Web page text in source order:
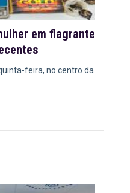
em flagrante
feira, no centro da